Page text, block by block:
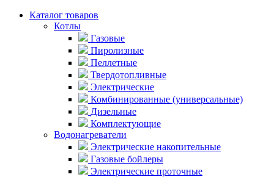
Каталог товаров
Котлы
Газовые
Пиролизные
Пеллетные
Твердотопливные
Электрические
Комбинированные (универсальные)
Дизельные
Комплектующие
Водонагреватели
Электрические накопительные
Газовые бойлеры
Электрические проточные